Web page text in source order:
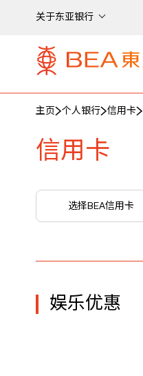
关于东亚银行
主页 个人银行 信用卡
信用卡
选择BEA信用卡
娱乐优惠